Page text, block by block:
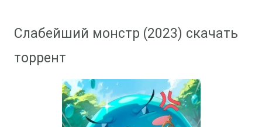
Слабейший монстр (2023) скачать
торрент